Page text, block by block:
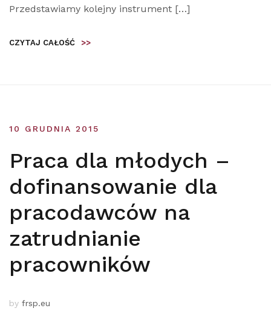
Przedstawiamy kolejny instrument […]
CZYTAJ CAŁOŚĆ >>
10 GRUDNIA 2015
Praca dla młodych –
dofinansowanie dla
pracodawców na
zatrudnianie
pracowników
by frsp.eu